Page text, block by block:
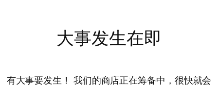
大事发生在即
有大事要发生！ 我们的商店正在筹备中，很快就会